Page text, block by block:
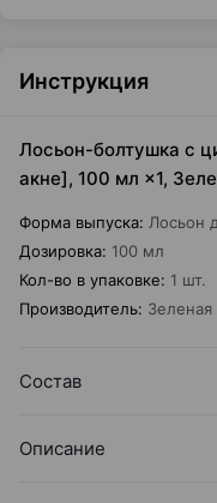
Инструкция
Лосьон-болтушка с
акне], 100 мл ×1,
Форма выпуска: Лосьон
Дозировка: 100 мл
Кол-во в упаковке: 1 шт.
Производитель:
Состав
Описание